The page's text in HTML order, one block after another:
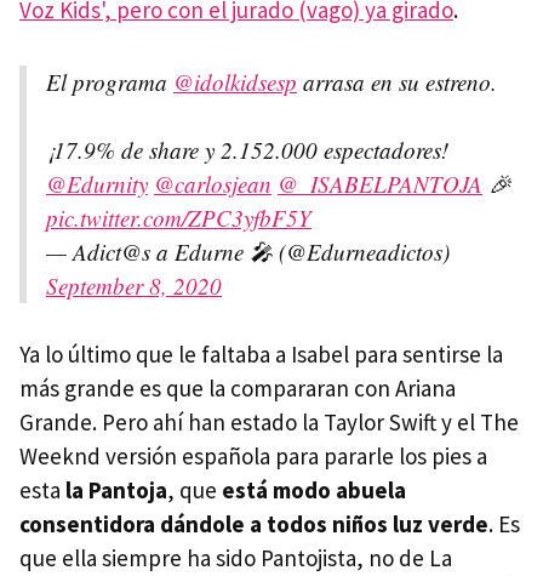
Voz Kids', pero con el jurado (vago) ya girado.
El programa @idolkidsesp arrasa en su estreno.
¡17.9% de share y 2.152.000 espectadores!
@Edurnity @carlosjean @_ISABELPANTOJA 🎉
pic.twitter.com/ZPC3yfbF5Y
— Adict@s a Edurne 🎤 (@Edurneadictos)
September 8, 2020
Ya lo último que le faltaba a Isabel para sentirse la
más grande es que la compararan con Ariana
Grande. Pero ahí han estado la Taylor Swift y el The
Weeknd versión española para pararle los pies a
esta la Pantoja, que está modo abuela
consentidora dándole a todos niños luz verde. Es
que ella siempre ha sido Pantojista, no de La